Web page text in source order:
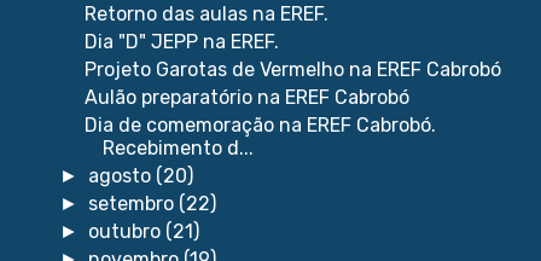
Retorno das aulas na EREF.
Dia "D" JEPP na EREF.
Projeto Garotas de Vermelho na EREF Cabrobó
Aulão preparatório na EREF Cabrobó
Dia de comemoração na EREF Cabrobó.
Recebimento d...
► agosto (20)
► setembro (22)
► outubro (21)